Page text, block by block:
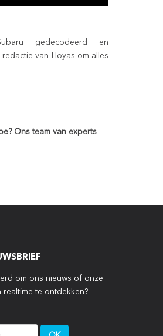
gedecodeerd en
van Hoyas om alles
Ons team van experts
om ons nieuws of onze
realtime te ontdekken?